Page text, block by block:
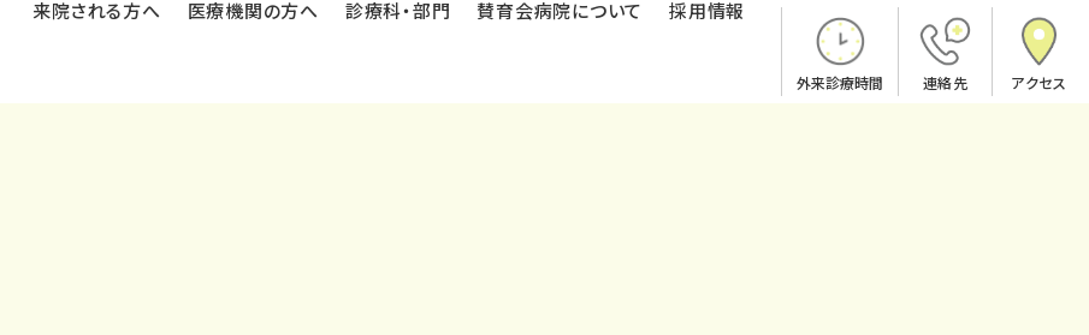
来院される方へ 医療機関の方へ 診療科・部門 賛育会病院について 採用情報
外来診療時間 連絡先 アクセス